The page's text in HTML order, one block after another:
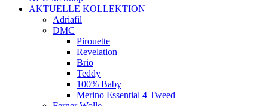
AKTUELLE KOLLEKTION
Adriafil
DMC
Pirouette
Revelation
Brio
Teddy
100% Baby
Merino Essential 4 Tweed